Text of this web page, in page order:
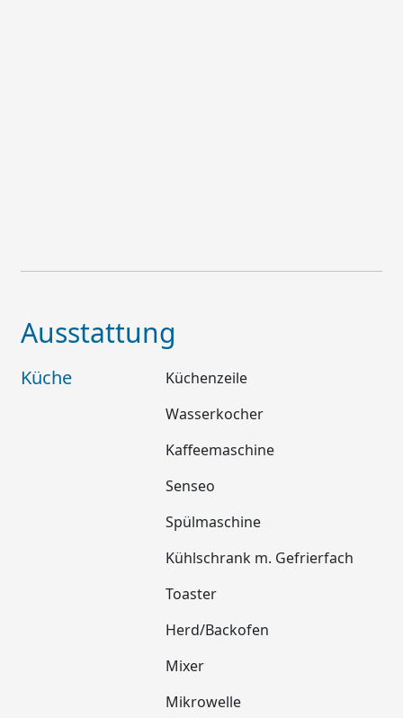
Ausstattung
Küche
Küchenzeile
Wasserkocher
Kaffeemaschine
Senseo
Spülmaschine
Kühlschrank m. Gefrierfach
Toaster
Herd/Backofen
Mixer
Mikrowelle